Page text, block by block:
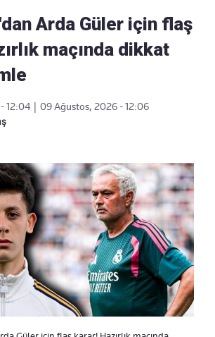
Arda Güler için flaş
maçında dikkat
12:04
09 Ağustos, 2026 - 12:06